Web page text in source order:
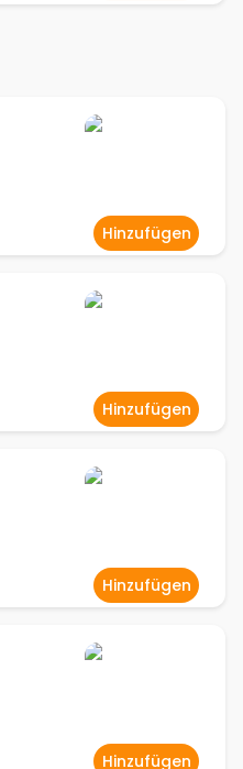
Hinzufügen
Hinzufügen
Hinzufügen
Hinzufügen